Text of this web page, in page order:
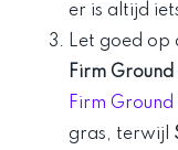
er is altijd
Let goed op
Firm Ground
Firm Ground
gras, terwijl